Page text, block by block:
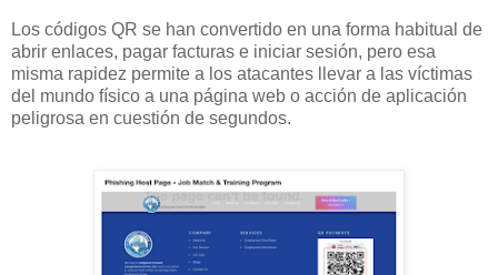
Los códigos QR se han convertido en una forma habitual de
abrir enlaces, pagar facturas e iniciar sesión, pero esa
misma rapidez permite a los atacantes llevar a las víctimas
del mundo físico a una página web o acción de aplicación
peligrosa en cuestión de segundos.